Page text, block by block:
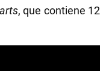
, que contiene 12